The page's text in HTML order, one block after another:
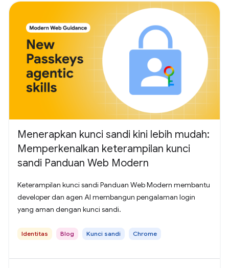
Menerapkan kunci sandi kini lebih mudah:
Memperkenalkan keterampilan kunci
sandi Panduan Web Modern
Keterampilan kunci sandi Panduan Web Modern membantu
developer dan agen AI membangun pengalaman login
yang aman dengan kunci sandi.
Identitas Blog Kunci sandi Chrome